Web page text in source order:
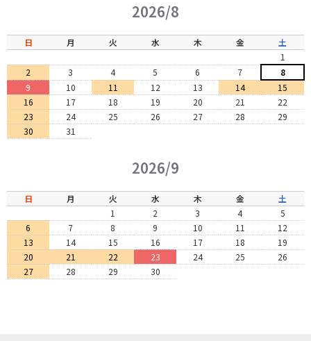
2026/8
日 月 火 水 木 金
土
1
2
3 4 5 6 7
8
9
10 11 12 13 14
15
16
17 18 19 20 21
22
23
24 25 26 27 28
29
30
31
2026/9
日 月 火 水 木 金
土
1
2 3 4
5
6
7 8 9 10 11
12
13
14 15 16 17 18
19
20
21 22 23 24 25
26
27
28 29 30